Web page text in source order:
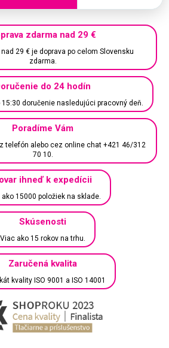
zdarma nad 29 €
29 € je doprava po celom Slovensku
zdarma.
do 24 hodín
doručenie nasledujúci pracovný deň.
Poradíme Vám
telefón alebo cez online chat +421 46/312
70 10.
ihneď k expedícii
15000 položiek na sklade.
Skúsenosti
Viac ako 15 rokov na trhu.
Zaručená kvalita
kvality ISO 9001 a ISO 14001